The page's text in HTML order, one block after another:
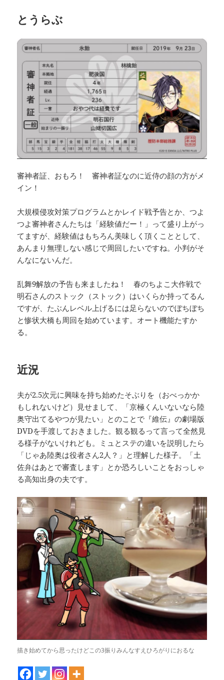
とうらぶ
審神者証、おもろ！ 審神者証なのに近侍の顔の方がメ
イン！
大規模侵攻対策プログラムとかレイド戦予告とか、つよ
つよ審神者さんたちは「経験値だー！」って盛り上がっ
てますが、経験値はもちろん美味しく頂くこととして、
あんまり無理しない感じで周回したいですね。小判がそ
んなにないんだ。
乱舞9解放の予告も来ましたね！ 春のちよこ大作戦で
明石さんのストック（ストック）はいくらか持ってるん
ですが、たぶんレベル上げるには足らないのでぼちぼち
と惨状大橋も周回を始めています。オート機能たすか
る。
近況
夫が2.5次元に興味を持ち始めたそぶりを（おべっかか
もしれないけど）見せまして、「京極くんいないなら陸
奥守出てるやつが見たい」とのことで『維伝』の劇場版
DVDを手渡しておきました。観る観るって言って全然見
る様子がないけれども。ミュとステの違いを説明したら
「じゃあ陸奥は役者さん2人？」と理解した様子。「土
佐弁はあとで審査します」とか恐ろしいことをおっしゃ
る高知出身の夫です。
描き始めてから思ったけどこの3振りみんなすえひろがりにおるな